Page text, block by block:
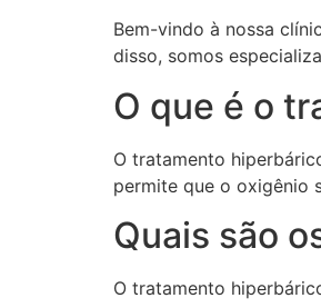
Bem-vindo à nossa
disso, somos
O que é o
O tratamento
permite que o oxigênio
Quais são
O tratamento